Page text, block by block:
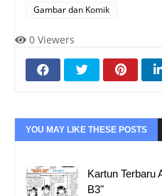
Gambar dan Komik
0 Viewers
YOU MAY LIKE THESE POSTS
Kartun Terbaru
B3"